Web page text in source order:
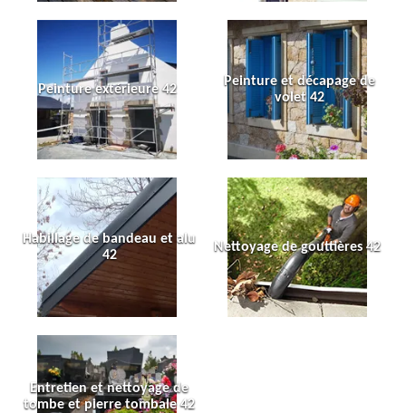
Peinture extérieure 42
Peinture et décapage de
volet 42
Habillage de bandeau et alu
42
Nettoyage de gouttières 42
Entretien et nettoyage de
tombe et pierre tombale 42